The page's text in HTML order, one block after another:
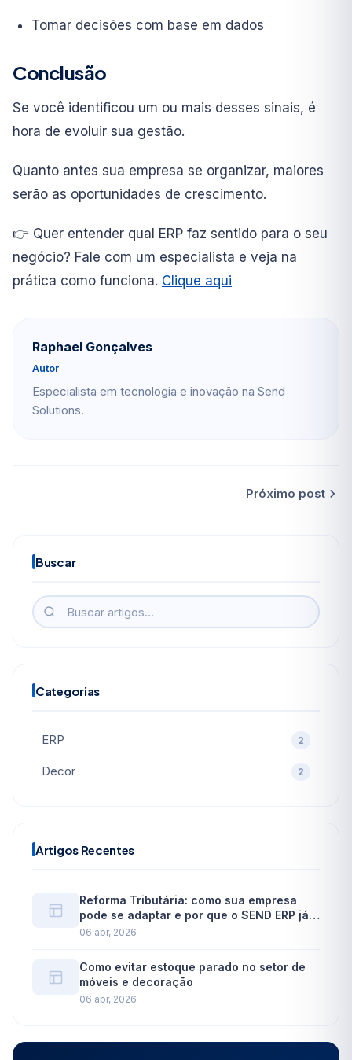
Tomar decisões com base em dados
Conclusão
Se você identificou um ou mais desses sinais, é
hora de evoluir sua gestão.
Quanto antes sua empresa se organizar, maiores
serão as oportunidades de crescimento.
👉 Quer entender qual ERP faz sentido para o seu
negócio? Fale com um especialista e veja na
prática como funciona. Clique aqui
Raphael Gonçalves
Autor
Especialista em tecnologia e inovação na Send
Solutions.
Próximo post
Buscar
Categorias
ERP 2
Decor 2
Artigos Recentes
Reforma Tributária: como sua empresa
pode se adaptar e por que o SEND ERP já
está preparado
06 abr, 2026
Como evitar estoque parado no setor de
móveis e decoração
06 abr, 2026